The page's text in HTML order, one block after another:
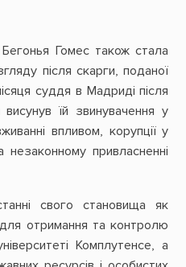
Гомес також стала
після скарги, поданої
суддя в Мадриді після
висунув їй звинувачення у
впливом, корупції у
незаконному привласненні
свого становища як
отримання та контролю
Комплутенсе, а